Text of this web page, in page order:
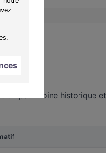
patrimoine historique et